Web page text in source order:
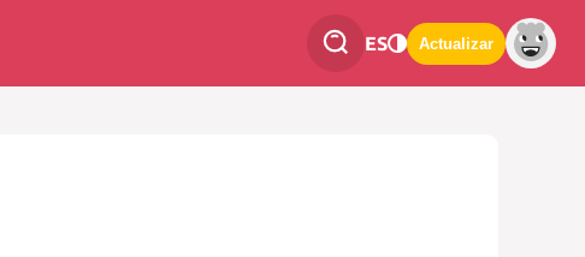
ES Actualizar